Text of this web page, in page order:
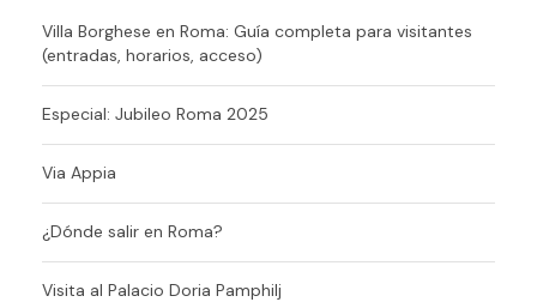
Villa Borghese en Roma: Guía completa para visitantes
(entradas, horarios, acceso)
Especial: Jubileo Roma 2025
Via Appia
¿Dónde salir en Roma?
Visita al Palacio Doria Pamphilj